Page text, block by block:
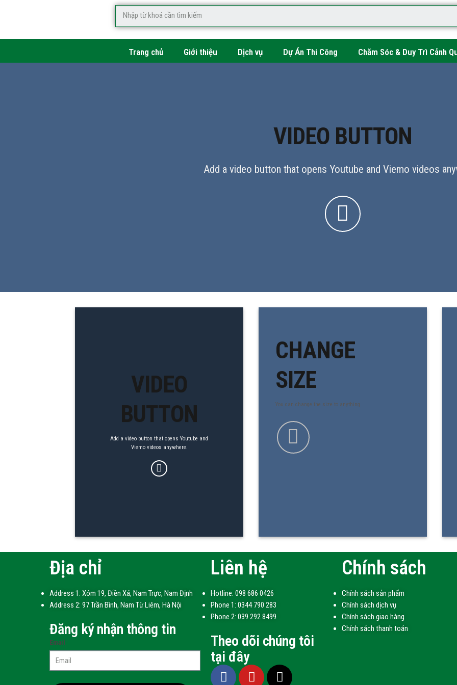
Trang chủ Giới thiệu Dịch vụ Dự Án Thi Công Chăm Sóc & Duy Trì Cảnh
VIDEO BUTTON
Add a video button that opens Youtube and Viemo videos
VIDEO
BUTTON
Add a video button that opens Youtube and
Viemo videos anywhere.
CHANGE
SIZE
You can change the size to anything
Địa chỉ
Address 1: Xóm 19, Điền Xá, Nam Trực, Nam Định
Address 2: 97 Trần Bình, Nam Từ Liêm, Hà Nội
Đăng ký nhận thông tin
Email
Liên hệ
Hotline: 098 686 0426
Phone 1: 0344 790 283
Phone 2: 039 292 8499
Theo dõi chúng tôi
tại đây
Chính sách
Chính sách sản phẩm
Chính sách dịch vụ
Chính sách giao hàng
Chính sách thanh toán